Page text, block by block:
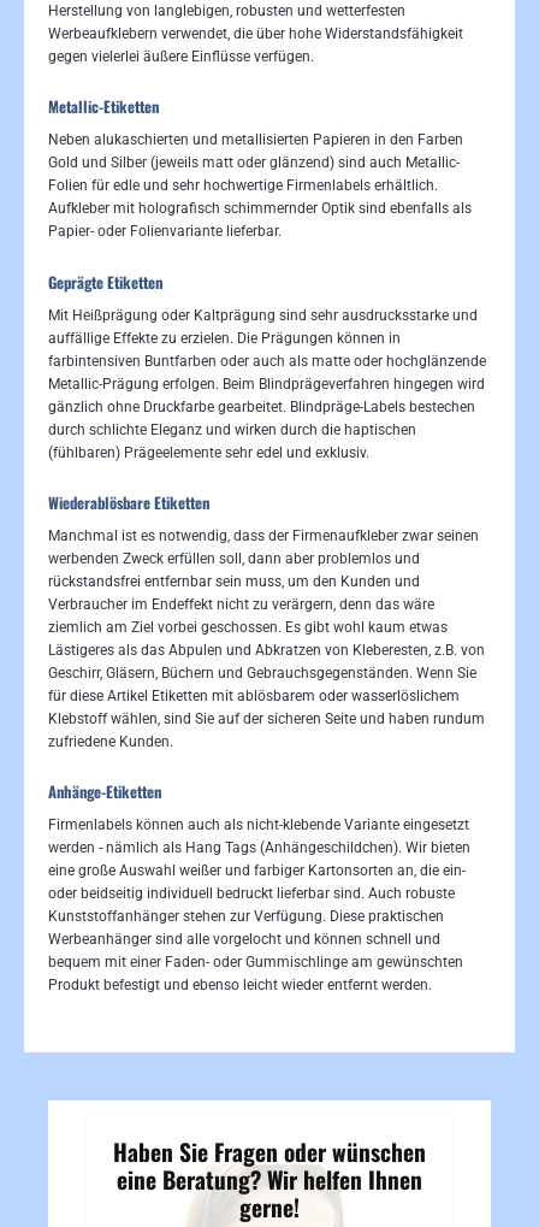
Herstellung von langlebigen, robusten und wetterfesten
Werbeaufklebern verwendet, die über hohe Widerstandsfähigkeit
gegen vielerlei äußere Einflüsse verfügen.
Metallic-Etiketten
Neben alukaschierten und metallisierten Papieren in den Farben
Gold und Silber (jeweils matt oder glänzend) sind auch Metallic-
Folien für edle und sehr hochwertige Firmenlabels erhältlich.
Aufkleber mit holografisch schimmernder Optik sind ebenfalls als
Papier- oder Folienvariante lieferbar.
Geprägte Etiketten
Mit Heißprägung oder Kaltprägung sind sehr ausdrucksstarke und
auffällige Effekte zu erzielen. Die Prägungen können in
farbintensiven Buntfarben oder auch als matte oder hochglänzende
Metallic-Prägung erfolgen. Beim Blindprägeverfahren hingegen wird
gänzlich ohne Druckfarbe gearbeitet. Blindpräge-Labels bestechen
durch schlichte Eleganz und wirken durch die haptischen
(fühlbaren) Prägeelemente sehr edel und exklusiv.
Wiederablösbare Etiketten
Manchmal ist es notwendig, dass der Firmenaufkleber zwar seinen
werbenden Zweck erfüllen soll, dann aber problemlos und
rückstandsfrei entfernbar sein muss, um den Kunden und
Verbraucher im Endeffekt nicht zu verärgern, denn das wäre
ziemlich am Ziel vorbei geschossen. Es gibt wohl kaum etwas
Lästigeres als das Abpulen und Abkratzen von Kleberesten, z.B. von
Geschirr, Gläsern, Büchern und Gebrauchsgegenständen. Wenn Sie
für diese Artikel Etiketten mit ablösbarem oder wasserlöslichem
Klebstoff wählen, sind Sie auf der sicheren Seite und haben rundum
zufriedene Kunden.
Anhänge-Etiketten
Firmenlabels können auch als nicht-klebende Variante eingesetzt
werden - nämlich als Hang Tags (Anhängeschildchen). Wir bieten
eine große Auswahl weißer und farbiger Kartonsorten an, die ein-
oder beidseitig individuell bedruckt lieferbar sind. Auch robuste
Kunststoffanhänger stehen zur Verfügung. Diese praktischen
Werbeanhänger sind alle vorgelocht und können schnell und
bequem mit einer Faden- oder Gummischlinge am gewünschten
Produkt befestigt und ebenso leicht wieder entfernt werden.
Haben Sie Fragen oder wünschen
eine Beratung? Wir helfen Ihnen
gerne!